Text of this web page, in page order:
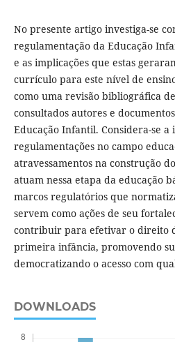
No presente artigo investiga-se
regulamentação da Educação
e as implicações que estas
currículo para este nível de
como uma revisão bibliográfica
consultados autores e
Educação Infantil. Considera-se a
regulamentações no campo
atravessamentos na construção
atuam nessa etapa da educação
marcos regulatórios que
servem como ações de seu
contribuir para efetivar o direito
primeira infância, promovendo
democratizando o acesso com
DOWNLOADS